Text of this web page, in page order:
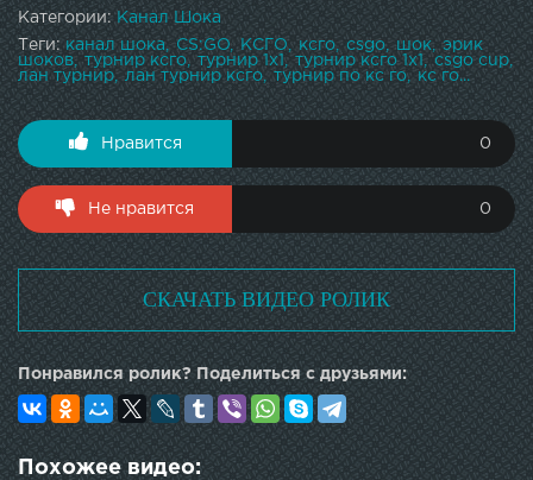
Категории: Канал Шока
Теги: канал шока CS:GO КСГО ксго csgo шок
эрик
шоков
турнир ксго турнир 1х1 турнир ксго 1х1
csgo cup
лан турнир
лан турнир ксго турнир по кс го кс го...
Нравится 0
Не нравится 0
СКАЧАТЬ ВИДЕО РОЛИК
Понравился ролик? Поделиться с друзьями:
Похожее видео: